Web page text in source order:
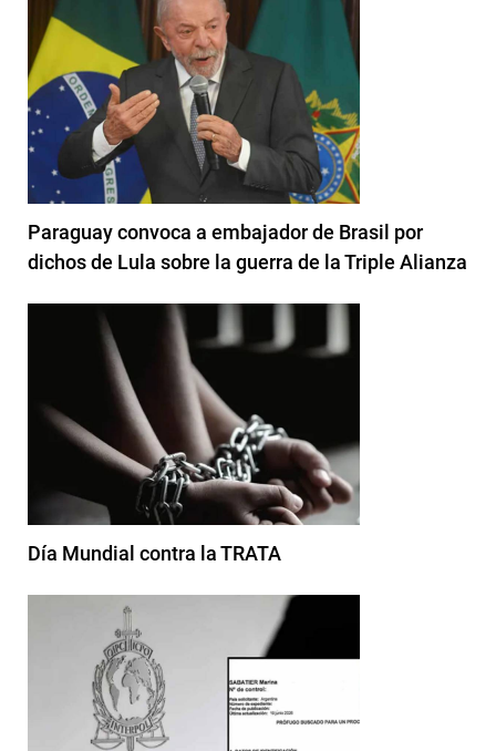
Paraguay convoca a embajador de Brasil por
dichos de Lula sobre la guerra de la Triple Alianza
Día Mundial contra la TRATA